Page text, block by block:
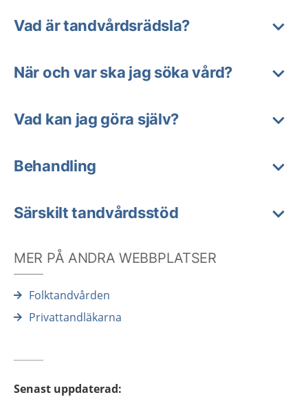
Vad är tandvårdsrädsla?
När och var ska jag söka vård?
Vad kan jag göra själv?
Behandling
Särskilt tandvårdsstöd
MER PÅ ANDRA WEBBPLATSER
Folktandvården
Privattandläkarna
Senast uppdaterad: